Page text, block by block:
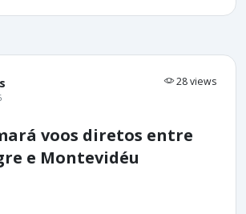
28 views
voos diretos entre
e Montevidéu